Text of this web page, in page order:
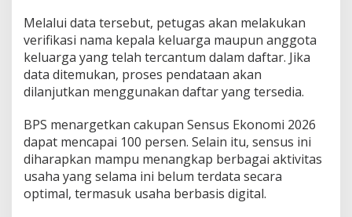
Melalui data tersebut, petugas akan melakukan
verifikasi nama kepala keluarga maupun anggota
keluarga yang telah tercantum dalam daftar. Jika
data ditemukan, proses pendataan akan
dilanjutkan menggunakan daftar yang tersedia.
BPS menargetkan cakupan Sensus Ekonomi 2026
dapat mencapai 100 persen. Selain itu, sensus ini
diharapkan mampu menangkap berbagai aktivitas
usaha yang selama ini belum terdata secara
optimal, termasuk usaha berbasis digital.